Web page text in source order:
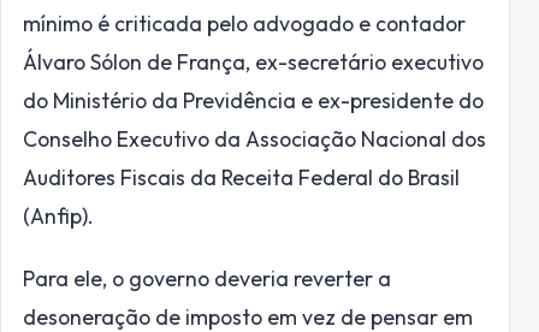
mínimo é criticada pelo advogado e contador
Álvaro Sólon de França, ex-secretário executivo
do Ministério da Previdência e ex-presidente do
Conselho Executivo da Associação Nacional dos
Auditores Fiscais da Receita Federal do Brasil
(Anfip).
Para ele, o governo deveria reverter a
desoneração de imposto em vez de pensar em